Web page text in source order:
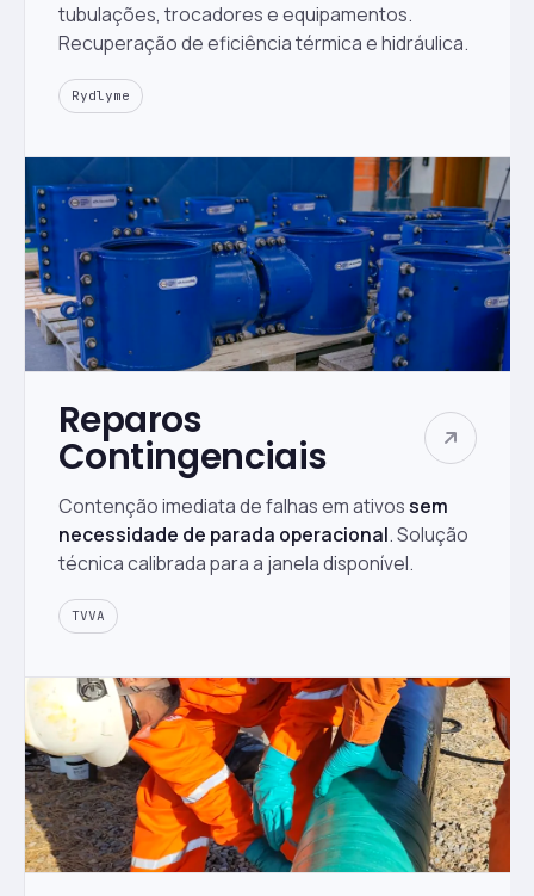
tubulações, trocadores e equipamentos.
Recuperação de eficiência térmica e hidráulica.
Rydlyme
Reparos
Contingenciais
Contenção imediata de falhas em ativossem
necessidade de parada operacional. Solução
técnica calibrada para a janela disponível.
TVVA